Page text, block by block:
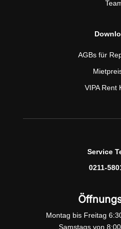
AGBs für
VIPA Rent
Service
0211-
Montag bis Freitag
Samstags von